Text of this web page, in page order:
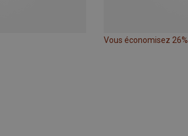
Vous économisez 26%